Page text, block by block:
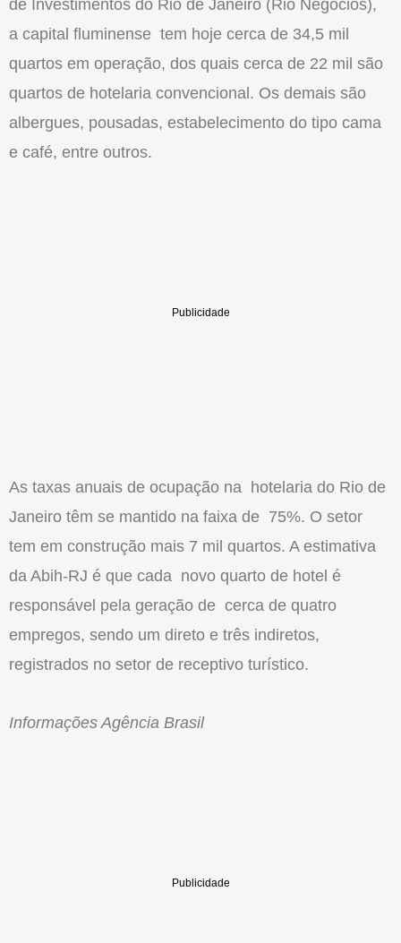
de Investimentos do Rio de Janeiro (Rio Negócios),
a capital fluminense tem hoje cerca de 34,5 mil
quartos em operação, dos quais cerca de 22 mil são
quartos de hotelaria convencional. Os demais são
albergues, pousadas, estabelecimento do tipo cama
e café, entre outros.
As taxas anuais de ocupação na hotelaria do Rio de
Janeiro têm se mantido na faixa de 75%. O setor
tem em construção mais 7 mil quartos. A estimativa
da Abih-RJ é que cada novo quarto de hotel é
responsável pela geração de cerca de quatro
empregos, sendo um direto e três indiretos,
registrados no setor de receptivo turístico.
Informações Agência Brasil